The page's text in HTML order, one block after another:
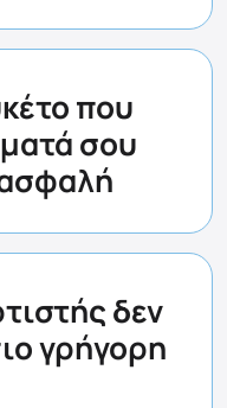
που
σου
δεν
γρήγορη